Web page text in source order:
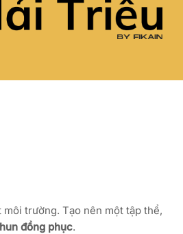
trường. Tạo nên một tập thể,
đồng phục.